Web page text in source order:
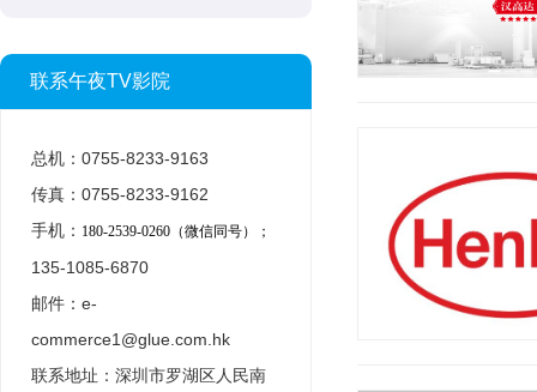
联系午夜TV影院
总机：0755-8233-9163
传真：0755-8233-9162
手机： 180-2539-0260（微信同号）；
135-1085-6870
邮件：e-
commerce1@glue.com.hk
联系地址：深圳市罗湖区人民南